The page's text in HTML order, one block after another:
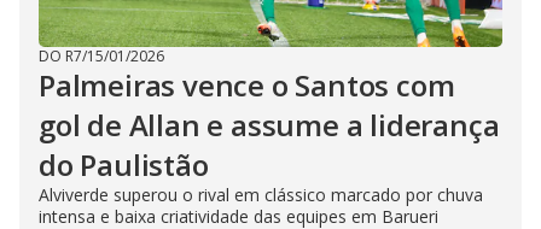
DO R7/15/01/2026
Palmeiras vence o Santos com
gol de Allan e assume a liderança
do Paulistão
Alviverde superou o rival em clássico marcado por chuva
intensa e baixa criatividade das equipes em Barueri